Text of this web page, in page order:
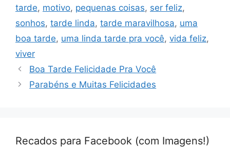
tarde, motivo, pequenas coisas, ser feliz,
sonhos, tarde linda, tarde maravilhosa, uma
boa tarde, uma linda tarde pra você, vida feliz,
viver
Boa Tarde Felicidade Pra Você
Parabéns e Muitas Felicidades
Recados para Facebook (com Imagens!)